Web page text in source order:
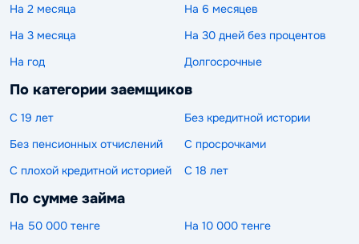
На 2 месяца
На 6 месяцев
На 3 месяца
На 30 дней без процентов
На год
Долгосрочные
По категории заемщиков
С 19 лет
Без кредитной истории
Без пенсионных отчислений
С просрочками
С плохой кредитной историей
С 18 лет
По сумме займа
На 50 000 тенге
На 10 000 тенге